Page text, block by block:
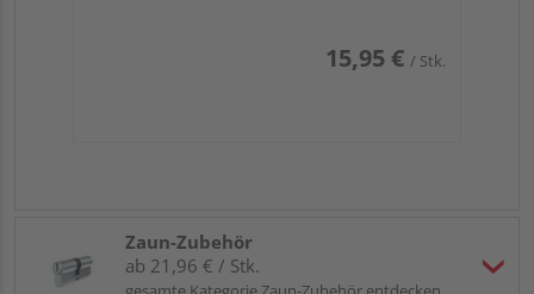
15,95 € / Stk.
Zaun-Zubehör
ab 21,96 € / Stk.